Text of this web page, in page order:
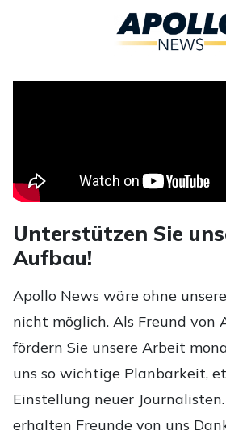
Unterstützen Sie
Aufbau!
Apollo News wäre ohne
nicht möglich. Als Freund von
fördern Sie unsere Arbeit
uns so wichtige Planbarkeit,
Einstellung neuer
erhalten Freunde von uns